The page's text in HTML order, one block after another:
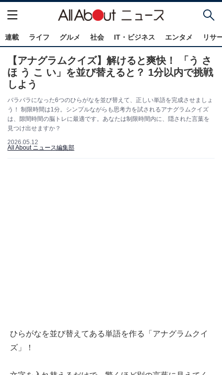
連載 ライフ グルメ 社会 IT・ビジネス エンタメ リサ
【アナグラムクイズ】解けると爽快！ 「う さ
ほ う こ い」を並び替えると？ 1分以内で挑戦
しよう
バラバラになった6つのひらがなを並び替えて、正しい単語を完成させましょ
う！ 制限時間は1分。シンプルながらも思考力を試されるアナグラムクイズ
は、隙間時間の脳トレに最適です。あなたは制限時間内に、隠された言葉を
見つけ出せますか？
2026.05.12
All About ニュース編集部
ひらがなを並び替えてある単語を作る「アナグラムクイ
ズ」！